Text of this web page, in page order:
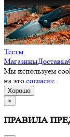
Тесты
МагазиныДоставка
Мы используем
на это согласие.
Хорошо
×
ПРАВИЛА